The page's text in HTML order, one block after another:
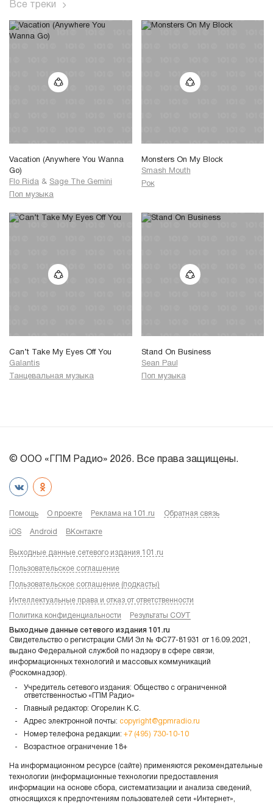
Все треки
Vacation (Anywhere You Wanna
Go)
Flo Rida & Sage The Gemini
Поп музыка
Monsters On My Block
Smash Mouth
Рок
Can’t Take My Eyes Off You
Galantis
Танцевальная музыка
Stand On Business
Sean Paul
Поп музыка
© ООО «ГПМ Радио» 2026. Все права защищены.
Помощь О проекте Реклама на 101.ru Обратная связь
iOS Android ВКонтакте
Выходные данные сетевого издания 101.ru
Пользовательское соглашение
Пользовательское соглашение (подкасты)
Интеллектуальные права и отказ от ответственности
Политика конфиденциальности Результаты СОУТ
Выходные данные сетевого издания 101.ru
Свидетельство о регистрации СМИ Эл № ФС77-81931 от 16.09.2021,
выдано Федеральной службой по надзору в сфере связи,
информационных технологий и массовых коммуникаций
(Роскомнадзор).
Учредитель сетевого издания: Общество с ограниченной
ответственностью «ГПМ Радио»
Главный редактор: Огорелин К.С.
Адрес электронной почты: copyright@gpmradio.ru
Номер телефона редакции: +7 (495) 730-10-10
Возрастное ограничение 18+
На информационном ресурсе (сайте) применяются рекомендательные
технологии (информационные технологии предоставления
информации на основе сбора, систематизации и анализа сведений,
относящихся к предпочтениям пользователей сети «Интернет»,